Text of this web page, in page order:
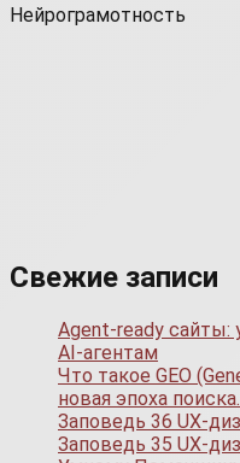
Нейрограмотность
Свежие записи
Agent-ready сайты:
AI-агентам
Что такое GEO
новая эпоха
Заповедь 36 UX-
Заповедь 35 UX-